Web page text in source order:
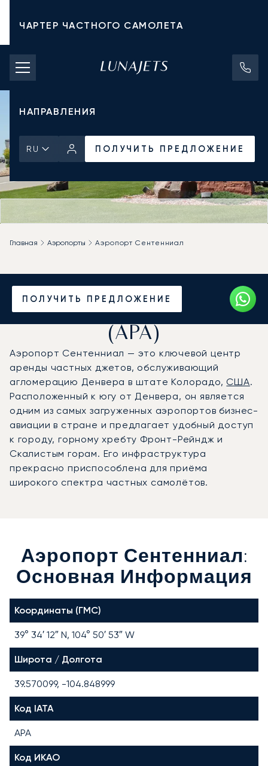
ЧАРТЕР ЧАСТНОГО САМОЛЕТА
СТОИМОСТЬ ЧАРТЕРА
ЧАСТНЫЕ САМОЛЕТЫ
НАПРАВЛЕНИЯ
RU ПОЛУЧИТЬ ПРЕДЛОЖЕНИЕ
ПОЛУЧИТЬ ПРЕДЛОЖЕНИЕ
Главная Аэропорты Аэропорт Сентенниал
Частный джет в
аэропорт Сентенниал
(APA)
Аэропорт Сентенниал — это ключевой центр
аренды частных джетов, обслуживающий
агломерацию Денвера в штате Колорадо,США.
Расположенный к югу от Денвера, он является
одним из самых загруженных аэропортов бизнес-
авиации в стране и предлагает удобный доступ
к городу, горному хребту Фронт-Рейндж и
Скалистым горам. Его инфраструктура
прекрасно приспособлена для приёма
широкого спектра частных самолётов.
Аэропорт Сентенниал:
Основная Информация
Координаты (ГМС)
39° 34′ 12″ N, 104° 50′ 53″ W
Широта / Долгота
39.570099, -104.848999
Код IATA
APA
Код ИКАО